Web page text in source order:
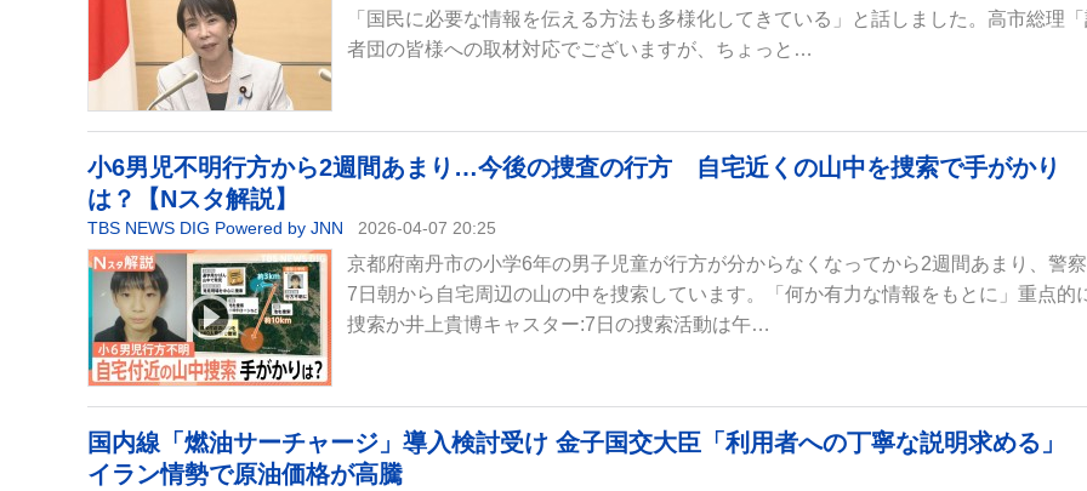
「国民に必要な情報を伝える方法も多様化してきている」と話しました。高市総理
者団の皆様への取材対応でございますが、ちょっと…
小6男児不明行方から2週間あまり…今後の捜査の行方 自宅近くの山中を捜索で手がかり
は？【Nスタ解説】
TBS NEWS DIG Powered by JNN 2026-04-07 20:25
京都府南丹市の小学6年の男子児童が行方が分からなくなってから2週間あまり、警
7日朝から自宅周辺の山の中を捜索しています。「何か有力な情報をもとに」重点的
捜索か井上貴博キャスター:7日の捜索活動は午…
国内線「燃油サーチャージ」導入検討受け 金子国交大臣「利用者への丁寧な説明求める」
イラン情勢で原油価格が高騰